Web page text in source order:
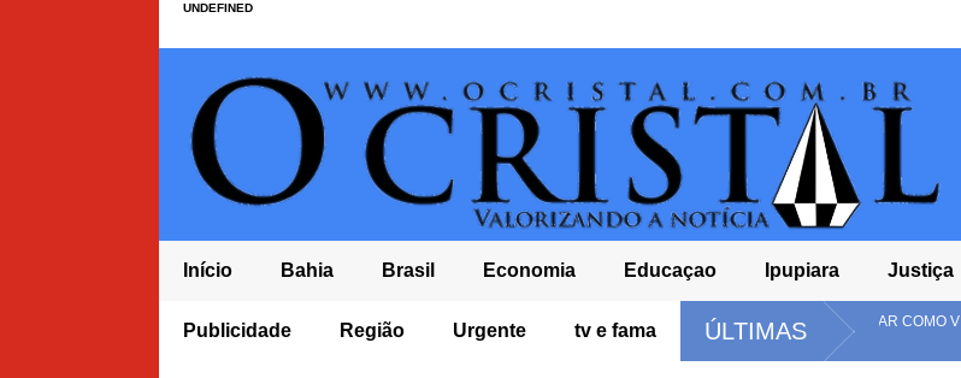
UNDEFINED
Início Bahia Brasil Economia Educaçao Ipupiara Justiça
Publicidade Região Urgente tv e fama ÚLTIMAS
PÉS DE MACONHA É ERRADICADA EM MULUNGU DO
FLÁVIO ANUNCIA ALFREDO GASPAR COMO VICE EM CHAPA DO PL À
PRESIDÊNCIA